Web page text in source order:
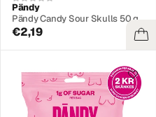
Pändy
Pändy Candy Sour Skulls 50 g
€2,19